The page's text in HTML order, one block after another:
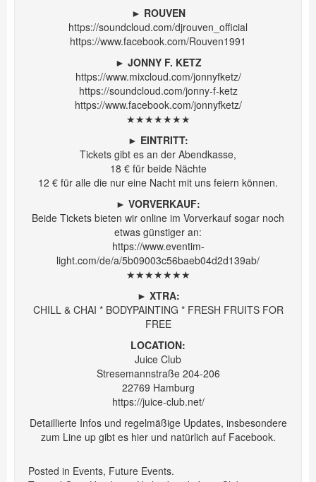
► ROUVEN
https://soundcloud.com/djrouven_official
https://www.facebook.com/Rouven1991
► JONNY F. KETZ
https://www.mixcloud.com/jonnyfketz/
https://soundcloud.com/jonny-f-ketz
https://www.facebook.com/jonnyfketz/
★★★★★★★
► EINTRITT:
Tickets gibt es an der Abendkasse,
18 € für beide Nächte
12 € für alle die nur eine Nacht mit uns feiern können.
► VORVERKAUF:
Beide Tickets bieten wir online im Vorverkauf sogar noch
etwas günstiger an:
https://www.eventim-
light.com/de/a/5b09003c56baeb04d2d139ab/
★★★★★★★
► XTRA:
CHILL & CHAI * BODYPAINTING * FRESH FRUITS FOR
FREE
LOCATION:
Juice Club
Stresemannstraße 204-206
22769 Hamburg
https://juice-club.net/
Detaillierte Infos und regelmäßige Updates, insbesondere
zum Line up gibt es hier und natürlich auf Facebook.
Posted in Events, Future Events.